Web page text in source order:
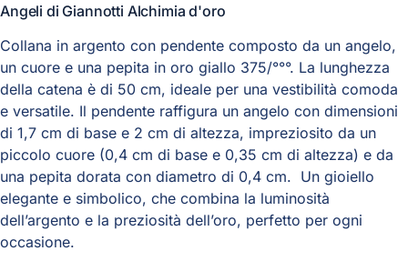
Angeli di Giannotti Alchimia d'oro
Collana in argento con pendente composto da un angelo,
un cuore e una pepita in oro giallo 375/°°°. La lunghezza
della catena è di 50 cm, ideale per una vestibilità comoda
e versatile. Il pendente raffigura un angelo con dimensioni
di 1,7 cm di base e 2 cm di altezza, impreziosito da un
piccolo cuore (0,4 cm di base e 0,35 cm di altezza) e da
una pepita dorata con diametro di 0,4 cm. Un gioiello
elegante e simbolico, che combina la luminosità
dell’argento e la preziosità dell’oro, perfetto per ogni
occasione.